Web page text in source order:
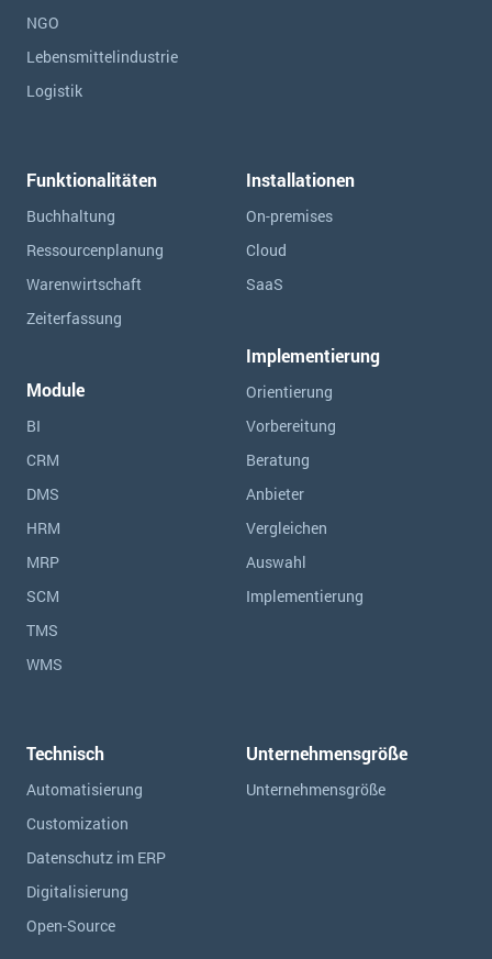
NGO
Lebensmittelindustrie
Logistik
Funktionalitäten
Buchhaltung
Ressourcen­planung
Warenwirtschaft
Zeiterfassung
Module
BI
CRM
DMS
HRM
MRP
SCM
TMS
WMS
Installationen
On-premises
Cloud
SaaS
Implementierung
Orientierung
Vorbereitung
Beratung
Anbieter
Vergleichen
Auswahl
Implementierung
Technisch
Automatisierung
Customization
Datenschutz im ERP
Digitalisierung
Open-Source
Unternehmensgröße
Unternehmensgröße